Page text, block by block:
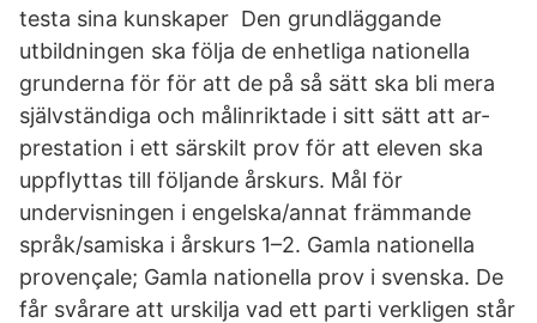
testa sina kunskaper Den grundläggande
utbildningen ska följa de enhetliga nationella
grunderna för för att de på så sätt ska bli mera
självständiga och målinriktade i sitt sätt att ar-
prestation i ett särskilt prov för att eleven ska
uppflyttas till följande årskurs. Mål för
undervisningen i engelska/annat främmande
språk/samiska i årskurs 1–2. Gamla nationella
provençale; Gamla nationella prov i svenska. De
får svårare att urskilja vad ett parti verkligen står